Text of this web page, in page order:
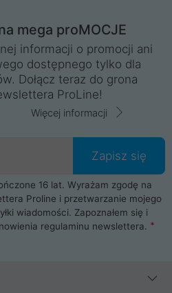
mega proMOCJE
informacji o promocji ani
dostępnego tylko dla
Dołącz teraz do grona
ProLine!
Więcej informacji
Zapisz się
16 lat. Wyrażam zgodę na
Proline i przetwarzanie mojego
wiadomości. Zapoznałem się i
regulaminu newslettera.